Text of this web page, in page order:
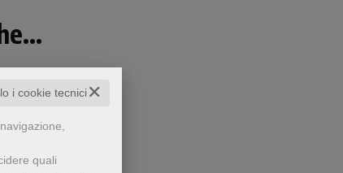
✕
i cookie tecnici
quali